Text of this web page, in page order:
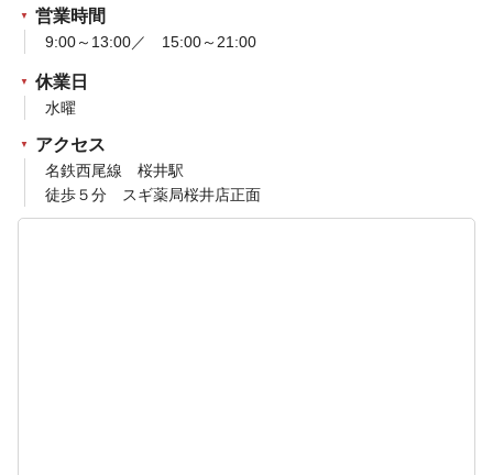
営業時間
9:00～13:00／ 15:00～21:00
休業日
水曜
アクセス
名鉄西尾線 桜井駅
徒歩５分 スギ薬局桜井店正面